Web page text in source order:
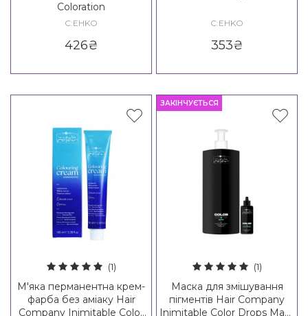
Coloration
C:EHKO
426₴
C:EHKO
353₴
(1)
М'яка перманентна крем-
фарба без аміаку Hair
Company Inimitable Color
ЗАКІНЧУЄТЬСЯ
(1)
Маска для змішування
пігментів Hair Company
Inimitable Color Drops Mask